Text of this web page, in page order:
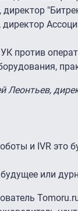
, директор
, директор
УК против
Леонтьев,
и IVR это
или